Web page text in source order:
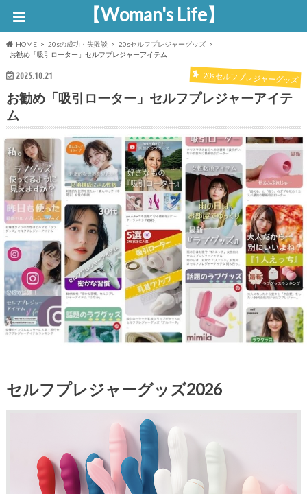
【Woman's Life】
HOME 20sの成功・失敗談
20sセルフプレジャーグッズ
お勧め「吸引ローター」セルフプレジャーアイテム
2025.10.21 20sセルフプレジャーグッズ
お勧め「吸引ローター」セルフプレジャーアイテ
ム
セルフプレジャーグッズ2026